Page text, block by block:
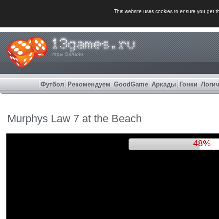
This website uses cookies to ensure you get
Игры Онлайн
Футбол Рекомендуем GoodGame Аркады Гонки
Murphys Law 7 at the Beach
51%